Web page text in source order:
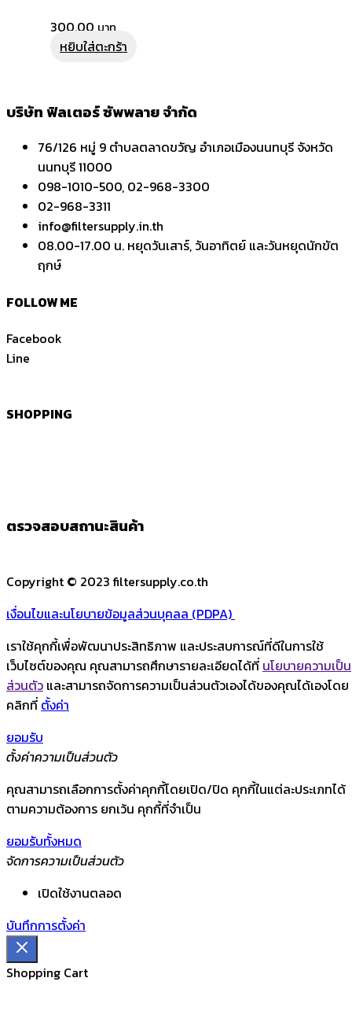
300.00
หยิบใส่ตะกร้า
บริษัท ฟิลเตอร์ ซัพพลาย จำกัด
76/126 หมู่ 9 ตำบลตลาดขวัญ อำเภอเมืองนนทบุรี จังหวัด
นนทบุรี 11000
098-1010-500, 02-968-3300
02-968-3311
info@filtersupply.in.th
08.00-17.00 น. หยุดวันเสาร์, วันอาทิตย์ และวันหยุดนักขัต
ฤกษ์
FOLLOW ME
Facebook
Line
SHOPPING
ตรวจสอบสถานะสินค้า
Copyright © 2023 filtersupply.co.th
เงื่อนไขและนโยบายข้อมูลส่วนบุคลล (PDPA)
เราใช้คุกกี้เพื่อพัฒนาประสิทธิภาพ และประสบการณ์ที่ดีในการใช้
เว็บไซต์ของคุณ คุณสามารถศึกษารายละเอียดได้ที่ นโยบายความเป็น
ส่วนตัว และสามารถจัดการความเป็นส่วนตัวเองได้ของคุณได้เองโดย
คลิกที่ ตั้งค่า
ยอมรับ
ตั้งค่าความเป็นส่วนตัว
คุณสามารถเลือกการตั้งค่าคุกกี้โดยเปิด/ปิด คุกกี้ในแต่ละประเภทได้
ตามความต้องการ ยกเว้น คุกกี้ที่จำเป็น
ยอมรับทั้งหมด
จัดการความเป็นส่วนตัว
เปิดใช้งานตลอด
บันทึกการตั้งค่า
Shopping Cart